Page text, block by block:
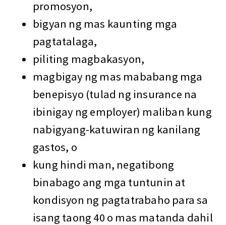
promosyon,
bigyan ng mas kaunting mga
pagtatalaga,
piliting magbakasyon,
magbigay ng mas mababang mga
benepisyo (tulad ng insurance na
ibinigay ng employer) maliban kung
nabigyang-katuwiran ng kanilang
gastos, o
kung hindi man, negatibong
binabago ang mga tuntunin at
kondisyon ng pagtatrabaho para sa
isang taong 40 o mas matanda dahil